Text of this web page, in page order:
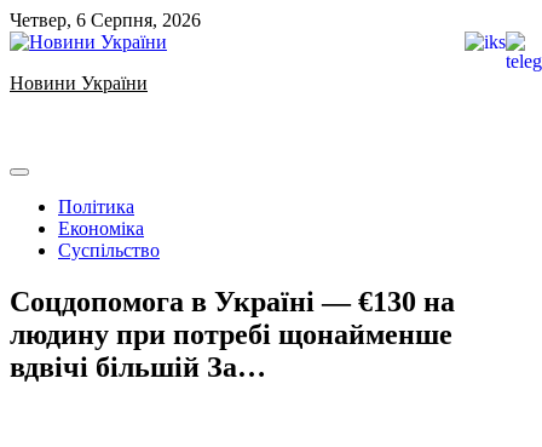
Skip
to
Четвер, 6 Серпня, 2026
Новини України
Політика
Економіка
Суспільство
Соцдопомога в Україні — €130 на
людину при потребі щонайменше
вдвічі більшій За…